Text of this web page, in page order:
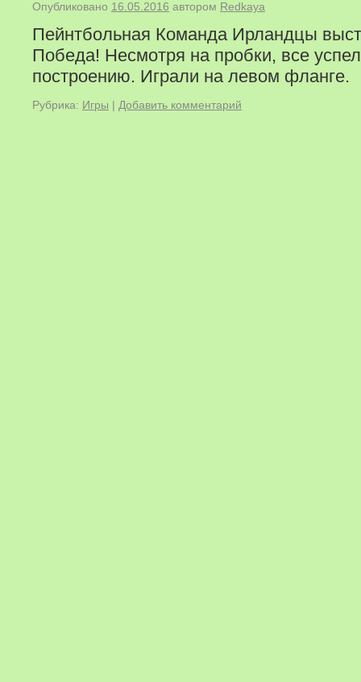
Опубликовано 16.05.2016 автором Redkaya
Пейнтбольная Команда Ирландцы
Победа! Несмотря на пробки, все
построению. Играли на левом фланге.
Рубрика: Игры | Добавить комментарий